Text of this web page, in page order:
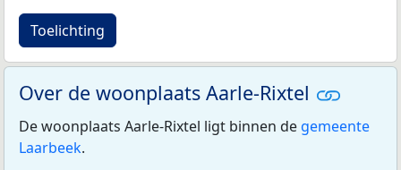
Toelichting
Over de woonplaats Aarle-Rixtel
De woonplaats Aarle-Rixtel ligt binnen de gemeente
Laarbeek.